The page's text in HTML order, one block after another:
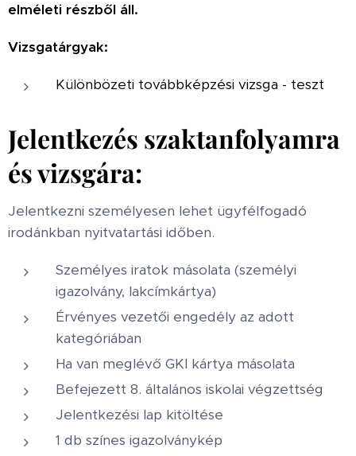
elméleti részből áll.
Vizsgatárgyak:
Különbözeti továbbképzési vizsga - teszt
Jelentkezés szaktanfolyamra
és vizsgára:
Jelentkezni személyesen lehet ügyfélfogadó
irodánkban nyitvatartási időben.
Személyes iratok másolata (személyi
igazolvány, lakcímkártya)
Érvényes vezetői engedély az adott
kategóriában
Ha van meglévő GKI kártya másolata
Befejezett 8. általános iskolai végzettség
Jelentkezési lap kitöltése
1 db színes igazolványkép